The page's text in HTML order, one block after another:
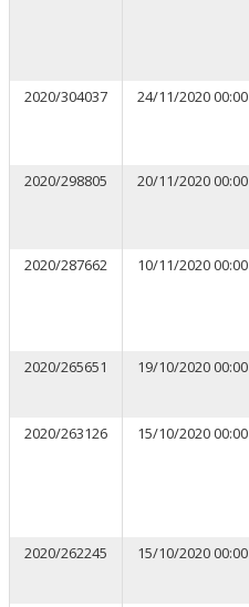
2020/304037
24/11/2020 00:00
2020/298805
20/11/2020 00:00
2020/287662
10/11/2020 00:00
2020/265651
19/10/2020 00:00
2020/263126
15/10/2020 00:00
2020/262245
15/10/2020 00:00